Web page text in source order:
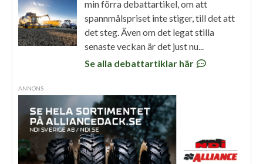
min förra debattartikel, om att
spannmålspriset inte stiger, till det att
det steg. Även om det legat stilla
senaste veckan är det just nu...
Se alla debattartiklar här
ANNONS